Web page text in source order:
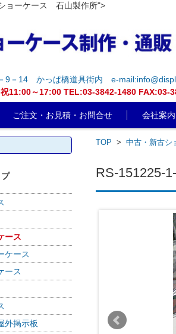
ョーケース 石山製作所">
9－14 かっぱ橋道具街内
e-
11:00～17:00 TEL:03-3842-1480 FAX:03-
ご注文・お見積・お問合せ 会社案
TOP > 中古・新古シ
RS-151225-
ース
ケース
ース
外掲示板